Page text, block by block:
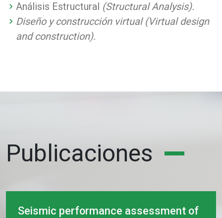
Análisis Estructural (Structural Analysis).
Diseño y construcción virtual (Virtual design
and construction).
Publicaciones
Seismic performance assessment of